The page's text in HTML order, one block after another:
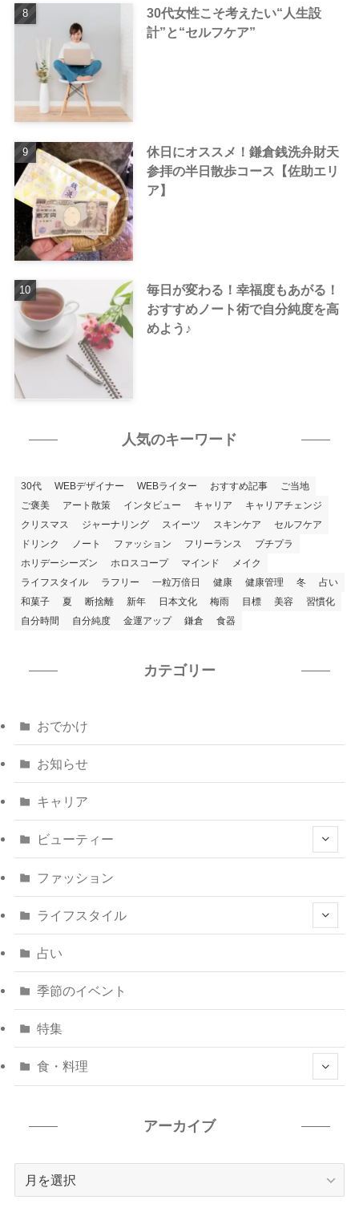
30代女性こそ考えたい“人生設
計”と“セルフケア”
休日にオススメ！鎌倉銭洗弁財天
参拝の半日散歩コース【佐助エリ
ア】
毎日が変わる！幸福度もあがる！
おすすめノート術で自分純度を高
めよう♪
人気のキーワード
30代 WEBデザイナー WEBライター おすすめ記事
ご当地
ご褒美
アート散策 インタビュー キャリア
キャリアチェンジ
クリスマス
ジャーナリング スイーツ スキンケア
セルフケア
ドリンク
ノート ファッション フリーランス
プチプラ
ホリデーシーズン
ホロスコープ マインド
メイク
ライフスタイル
ラフリー 一粒万倍日 健康 健康管理 冬
占い
和菓子
夏 断捨離 新年 日本文化 梅雨 目標 美容
習慣化
自分時間
自分純度 金運アップ 鎌倉 食器
カテゴリー
おでかけ
お知らせ
キャリア
ビューティー
ファッション
ライフスタイル
占い
季節のイベント
特集
食・料理
アーカイブ